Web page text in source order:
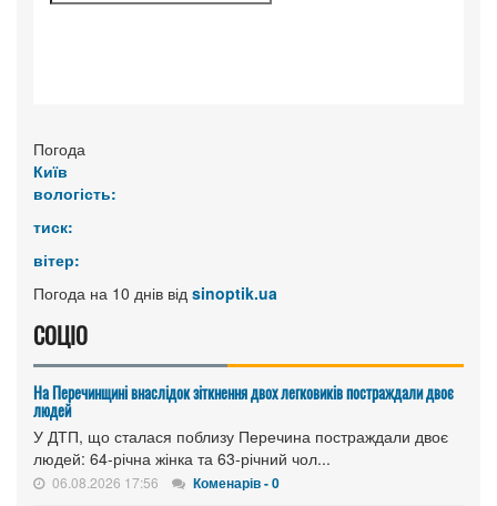
Погода
Київ
вологість:
тиск:
вітер:
Погода на 10 днів від sinoptik.ua
СОЦІО
На Перечинщині внаслідок зіткнення двох легковиків постраждали двоє
людей
У ДТП, що сталася поблизу Перечина постраждали двоє
людей: 64-річна жінка та 63-річний чол...
06.08.2026 17:56 Коменарів - 0